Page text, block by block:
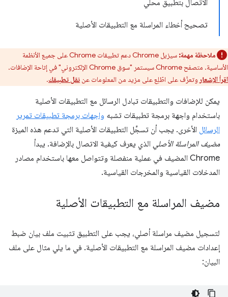
الاتصال بتطبيق محلي
تصحيح أخطاء المراسلة مع التطبيقات الأصلية
ملاحظة مهمة:
سيزيل Chrome دعم تطبيقات Chrome على جميع الأنظمة
الأساسية. متصفح Chrome سيستمر "سوق Chrome الإلكتروني" في إتاحة الإضافات.
اقرأ الإشعار وتعرَّف على اطّلِع على مزيد من المعلومات عن نقل تطبيقك.
يمكن للإضافات والتطبيقات تبادل الرسائل مع التطبيقات الأصلية
باستخدام واجهة برمجة تطبيقات تشبه واجهات برمجة تطبيقات تمرير
الرسائل الأخرى. يجب أن تسجِّل التطبيقات الأصلية التي تدعم هذه الميزة
مضيف المراسلة الأصلي الذي يعرف كيفية الاتصال بالإضافة. يبدأ
Chrome المضيف في عملية منفصلة وتتواصل معها باستخدام مصادر
المدخلات القياسية والمخرجات القياسية.
مضيف المراسلة مع التطبيقات الأصلية
لتسجيل مضيف مراسلة أصلي، يجب على التطبيق تثبيت ملف بيان ضبط
إعدادات مضيف المراسلة مع التطبيقات الأصلية. في ما يلي مثال على ملف
البيان: